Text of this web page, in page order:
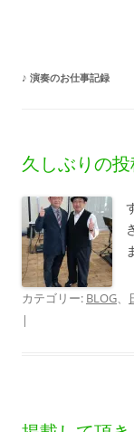
♪ 演奏のお仕事記録
久しぶりの
カテゴリー: BLOG、
|